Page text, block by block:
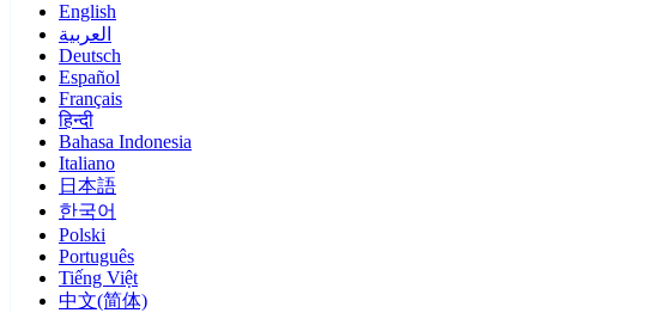
English
العربية
Deutsch
Español
Français
हिन्दी
Bahasa Indonesia
Italiano
日本語
한국어
Polski
Português
Tiếng Việt
中文(简体)